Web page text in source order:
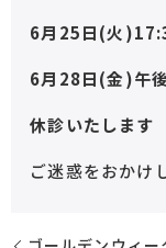
6月25日(火
6月28日(金)午
休診いたします
ご迷惑をおかけ